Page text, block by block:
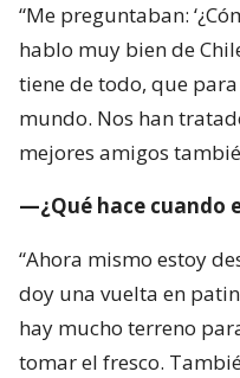
“Me preguntaban:
hablo muy bien de
tiene de todo, que
mundo. Nos han
mejores amigos
—¿Qué hace cuando
“Ahora mismo estoy
doy una vuelta en
hay mucho terreno
tomar el fresco.